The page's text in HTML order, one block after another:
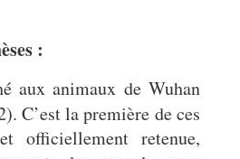
:
aux animaux de Wuhan
C’est la première de ces
officiellement retenue,